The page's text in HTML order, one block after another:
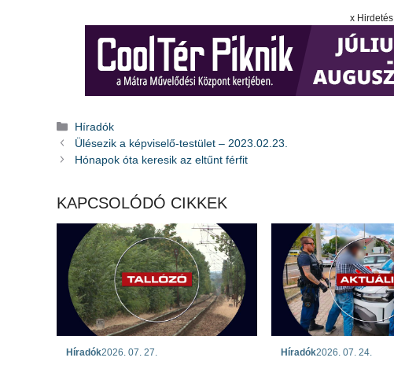
x Hirdetés
Kategória
Híradók
Ülésezik a képviselő-testület – 2023.02.23.
Hónapok óta keresik az eltűnt férfit
KAPCSOLÓDÓ CIKKEK
Híradók2026. 07. 27. Híradók2026. 07. 24.